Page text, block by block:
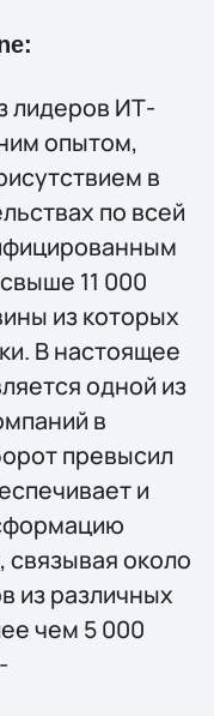
лидеров ИТ-
опытом,
в
по всей
11 000
из которых
В настоящее
одной из
в
превысил
и
связывая около
из различных
чем 5 000